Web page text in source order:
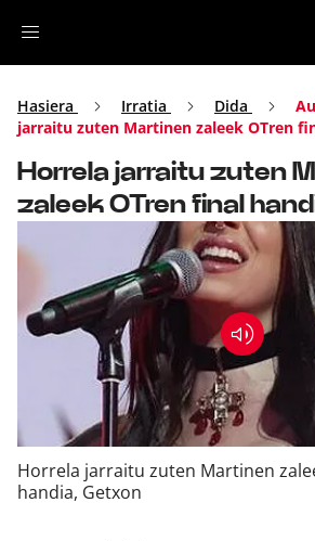
Irratia
Top Gaztea
Podcastak
Ekitaldiak
Ikus-entzunezkoak
Hasiera Irratia Dida
jarraitu zuten Martinen zaleek OTren
Horrela jarraitu zuten
zaleek OTren final
Horrela jarraitu zuten Martinen
handia, Getxon